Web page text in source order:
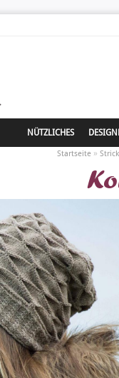
NÜTZLICHES
Startseite »